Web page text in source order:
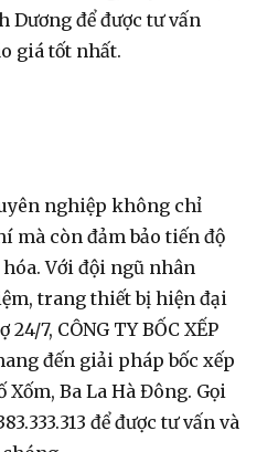
Dương để được tư vấn
giá tốt nhất.
nghiệp không chỉ
mà còn đảm bảo tiến độ
Với đội ngũ nhân
trang thiết bị hiện đại
7, CÔNG TY BỐC XẾP
đến giải pháp bốc xếp
Ba La Hà Đông. Gọi
để được tư vấn và